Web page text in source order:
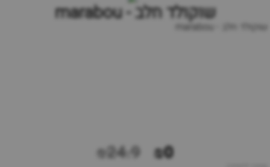
שוקולד חלב - marabou
שוקולד חלב - marabou
₪0
₪24.9